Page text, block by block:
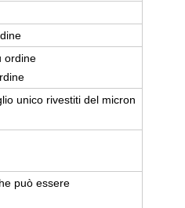
ordine
unico rivestiti del micron
può essere